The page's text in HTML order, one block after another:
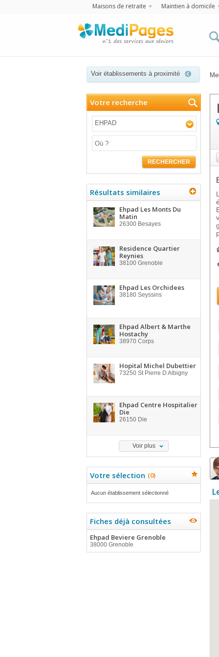
Maisons de retraite Maintien à domicile
Voir établissements à proximité
Votre recherche
EHPAD
RECHERCHER
Résultats similaires
Ehpad Les Monts Du
Matin
26300 Besayes
Residence Quartier
Reynies
38100 Grenoble
Ehpad Les Orchidees
38180 Seyssins
Ehpad Albert & Marthe
Hostachy
38970 Corps
Hopital Michel Dubettier
73250 St Pierre D Albigny
Ehpad Centre Hospitalier
Die
26150 Die
Voir plus
Votre sélection (0)
Aucun établissement sélectionné
Fiches déjà consultées
Ehpad Beviere Grenoble
38000 Grenoble